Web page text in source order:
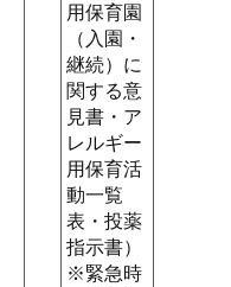
用保育園
（入園・
継続）に
関する意
見書・ア
レルギー
用保育活
動一覧
表・投薬
指示書）
※緊急時